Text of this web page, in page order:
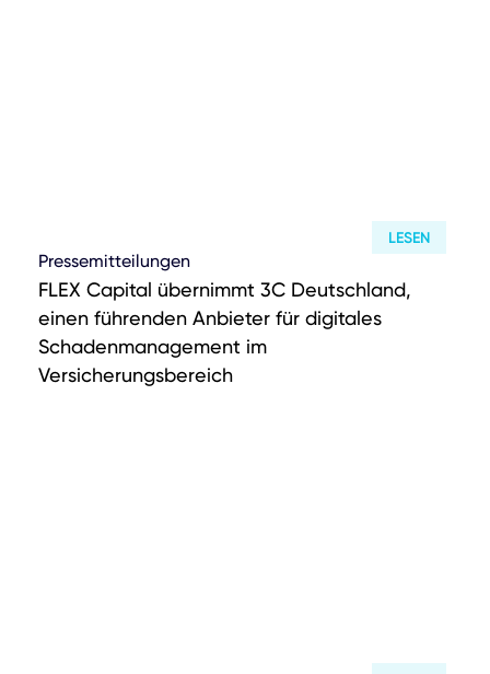
LESEN
Pressemitteilungen
FLEX Capital übernimmt 3C Deutschland,
einen führenden Anbieter für digitales
Schadenmanagement im
Versicherungsbereich